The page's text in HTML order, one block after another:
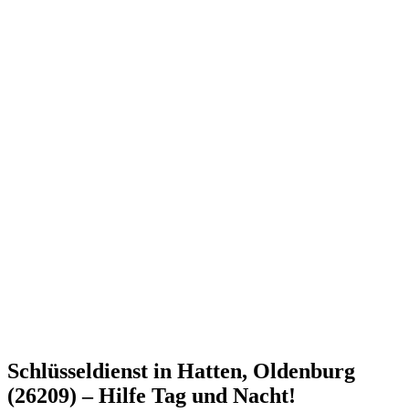
Schlüsseldienst in Hatten, Oldenburg
(26209) – Hilfe Tag und Nacht!